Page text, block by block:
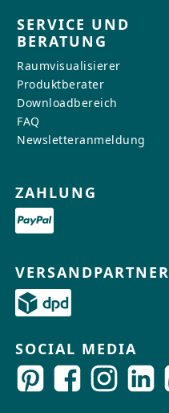
SERVICE UND
BERATUNG
Raumvisualisierer
Produktberater
Downloadbereich
FAQ
Newsletteranmeldung
ZAHLUNG
VERSANDPARTNER
SOCIAL MEDIA